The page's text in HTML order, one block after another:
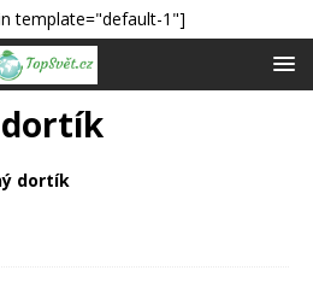
template="default-1"]
dortík